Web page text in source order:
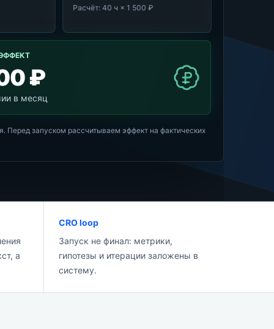
Расчёт:40 ч × 1 500 ₽
₽
в месяц
Перед запуском рассчитываем эффект на фактических
а
CRO loop
Запуск не финал: метрики,
гипотезы и итерации заложены в
систему.